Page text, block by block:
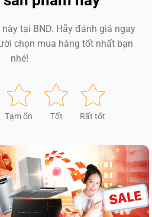
tại BND. Hãy đánh giá ngay
chọn mua hàng tốt nhất bạn
nhé!
Tạm ổn Tốt Rất tốt